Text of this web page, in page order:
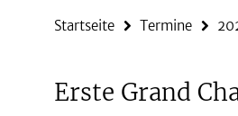
Startseite Termine
Erste Grand